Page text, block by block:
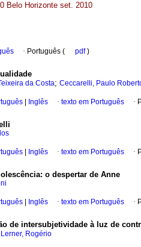
Belo Horizonte set. 2010
· Português ( pdf)
da Costa; Ceccarelli, Paulo
Inglês · texto em Português ·
Inglês · texto em Português ·
: o despertar de Anne
Inglês · texto em Português ·
de intersubjetividade à luz de
Lerner, Rogério